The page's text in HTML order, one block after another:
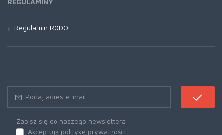
REGULAMINY
Regulamin RODO
Zapisz się do naszego newslettera
Akceptuję politykę prywatności